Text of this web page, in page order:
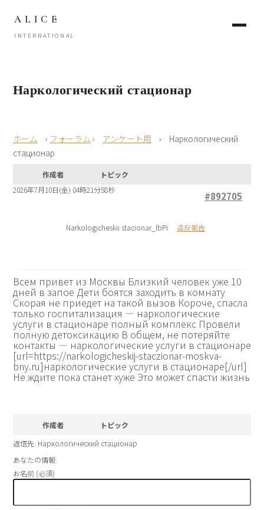
ALICE
INTERNATIONAL
Наркологический стационар
› フォーラム › アンケート用 ›
Наркологический
стационар
作成者
トピック
2026年7月10日(金) 04時21分58秒
#892705
Narkologicheskii stacionar_lbPi 違反報告
Всем привет из Москвы Близкий человек уже 10
дней в запое Дети боятся заходить в комнату
Скорая не приедет на такой вызов Короче, спасла
только госпитализация — наркологические
услуги в стационаре полный комплекс Провели
полную детоксикацию В общем, не потеряйте
контакты — наркологические услуги в стационаре
[url=https://narkologicheskij-staczionar-moskva-
bny.ru]наркологические услуги в стационаре[/url]
Не ждите пока станет хуже Это может спасти жизнь
作成者
トピック
返信先: Наркологический стационар
あなたの情報:
お名前 (必須)